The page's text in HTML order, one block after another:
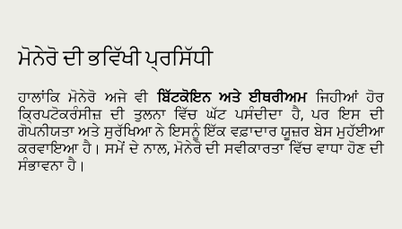
ਮੋਨੇਰੋ ਦੀ ਭਵਿੱਖੀ ਪ੍ਰਸਿੱਧੀ
ਹਾਲਾਂਕਿ ਮੋਨੇਰੋ ਅਜੇ ਵੀ ਬਿੱਟਕੋਇਨ ਅਤੇ ਈਥਰੀਅਮਜਿਹੀਆਂ ਹੋਰ
ਕ੍ਰਿਪਟੋਕਰੰਸੀਜ਼ ਦੀ ਤੁਲਨਾ ਵਿੱਚ ਘੱਟ ਪਸੰਦੀਦਾ ਹੈ, ਪਰ ਇਸ ਦੀ
ਗੋਪਨੀਯਤਾ ਅਤੇ ਸੁਰੱਖਿਆ ਨੇ ਇਸਨੂੰ ਇੱਕ ਵਫ਼ਾਦਾਰ ਯੂਜ਼ਰ ਬੇਸ ਮੁਹੱਈਆ
ਕਰਵਾਇਆ ਹੈ। ਸਮੇਂ ਦੇ ਨਾਲ, ਮੋਨੇਰੋ ਦੀ ਸਵੀਕਾਰਤਾ ਵਿੱਚ ਵਾਧਾ ਹੋਣ ਦੀ
ਸੰਭਾਵਨਾ ਹੈ।